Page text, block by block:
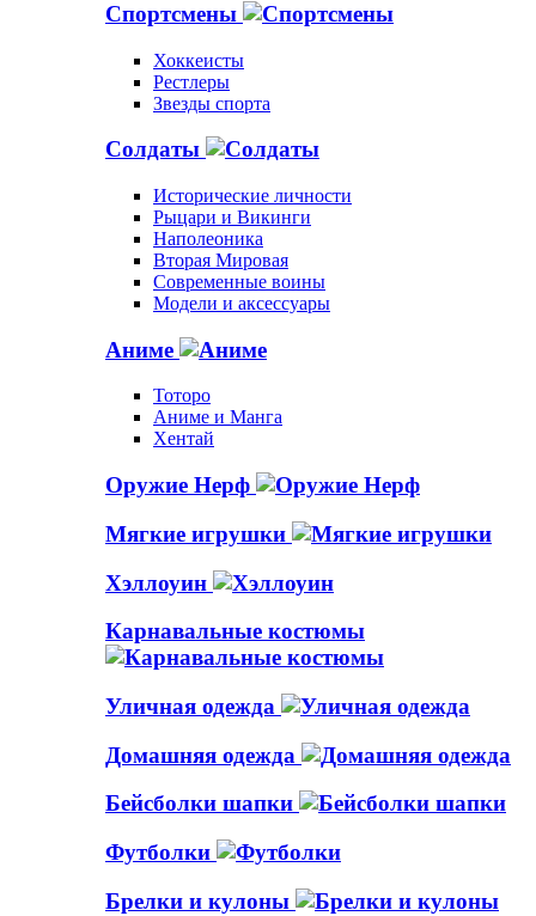
Спортсмены
Хоккеисты
Рестлеры
Звезды спорта
Солдаты
Исторические личности
Рыцари и Викинги
Наполеоника
Вторая Мировая
Современные воины
Модели и аксессуары
Аниме
Тоторо
Аниме и Манга
Хентай
Оружие Нерф
Мягкие игрушки
Хэллоуин
Карнавальные костюмы
Уличная одежда
Домашняя одежда
Бейсболки шапки
Футболки
Брелки и кулоны